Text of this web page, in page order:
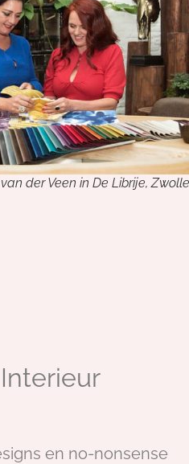
der Veen in De Librije,
en no-nonsense